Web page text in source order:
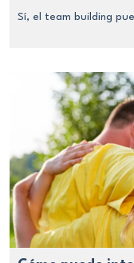
Sí, el team building